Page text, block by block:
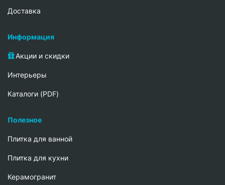
Доставка
Информация
Акции и скидки
Интерьеры
Каталоги (PDF)
Полезное
Плитка для ванной
Плитка для кухни
Керамогранит